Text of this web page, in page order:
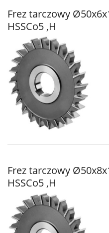
Frez tarczowy
HSSCo5 ,H
Frez tarczowy
HSSCo5 ,H